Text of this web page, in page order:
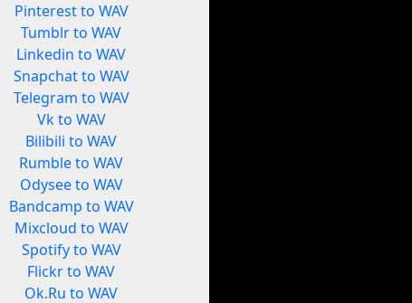
Pinterest to WAV
Tumblr to WAV
Linkedin to WAV
Snapchat to WAV
Telegram to WAV
Vk to WAV
Bilibili to WAV
Rumble to WAV
Odysee to WAV
Bandcamp to WAV
Mixcloud to WAV
Spotify to WAV
Flickr to WAV
Ok.Ru to WAV